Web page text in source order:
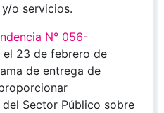
o servicios.
N° 056-
el 23 de febrero de
de entrega de
Sector Público sobre